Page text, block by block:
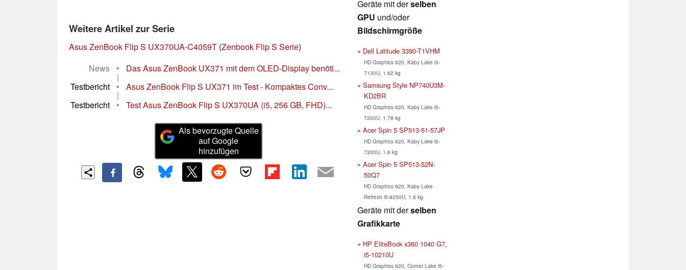
Weitere Artikel zur Serie
Asus ZenBook Flip S UX370UA-C4059T (Zenbook Flip S Serie)
News
• Das Asus ZenBook UX371 mit dem OLED-Display benöti...
|
Testbericht
• Asus ZenBook Flip S UX371 im Test - Kompaktes Conv...
|
Testbericht
• Test Asus ZenBook Flip S UX370UA (i5, 256 GB, FHD)...
Als bevorzugte Quelle
auf Google
hinzufügen
Geräte mit derselben
GPU und/oder
Bildschirmgröße
Dell Latitude 3390-T1VHM
HD Graphics 620, Kaby Lake i3-
7130U, 1.62 kg
Samsung Style NP740U3M-
KD2BR
HD Graphics 620, Kaby Lake i5-
7200U, 1.78 kg
Acer Spin 5 SP513-51-57JP
HD Graphics 620, Kaby Lake i5-
7200U, 1.6 kg
Acer Spin 5 SP513-52N-
50Q7
HD Graphics 620, Kaby Lake
Refresh i5-8250U, 1.6 kg
Geräte mit derselben
Grafikkarte
HP EliteBook x360 1040 G7,
i5-10210U
HD Graphics 620, Comet Lake i5-